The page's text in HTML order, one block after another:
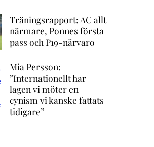
Träningsrapport: AC allt
närmare, Ponnes första
pass och P19-närvaro
Mia Persson:
”Internationellt har
lagen vi möter en
cynism vi kanske fattats
tidigare”